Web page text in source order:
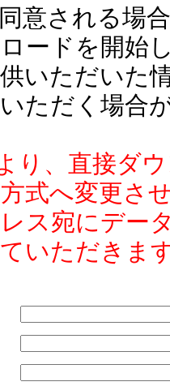
意される場
ードを開始
いただいた
ただく場合
り、直接ダ
式へ変更さ
ス宛にデー
いただきま